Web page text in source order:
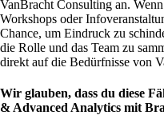
VanBracht Consulting an.
Workshops oder
Chance, um Eindruck zu
die Rolle und das Team zu
direkt auf die Bedürfnisse von
Wir glauben, dass du diese
& Advanced Analytics mit